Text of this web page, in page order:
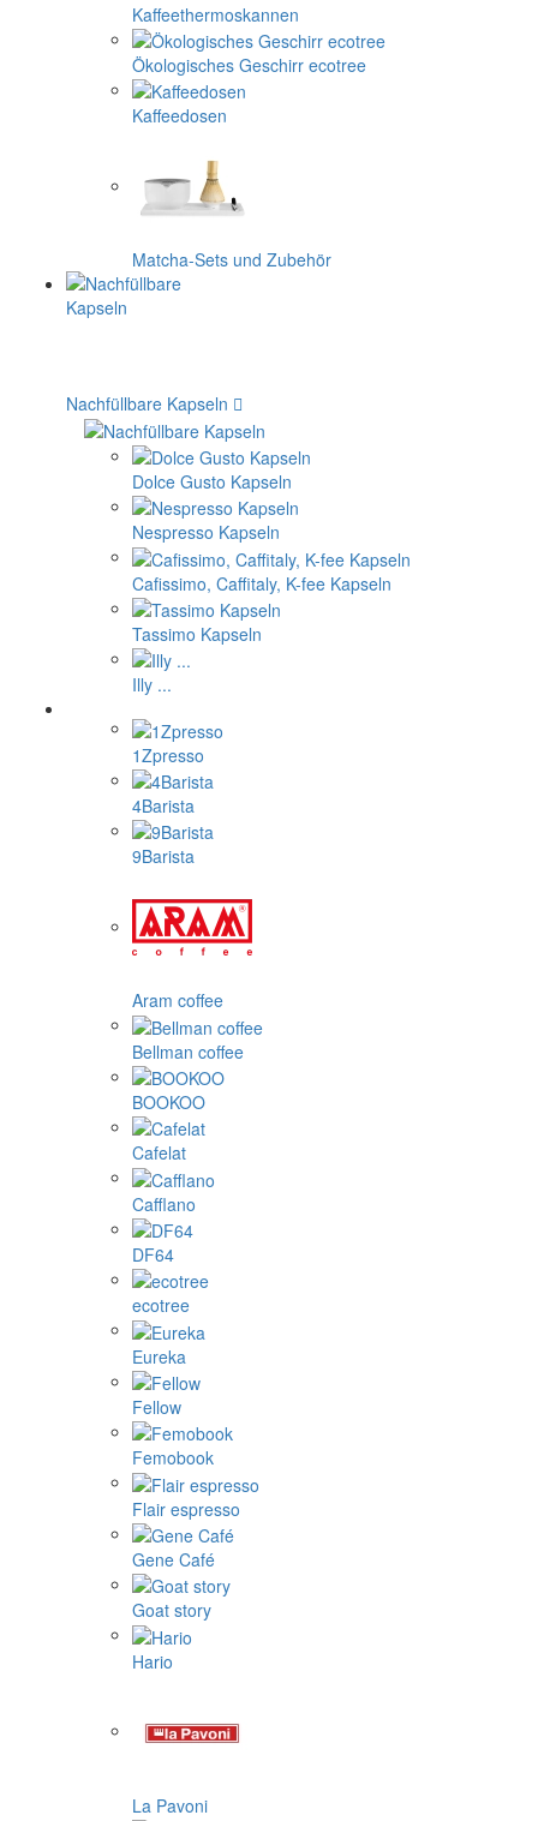
Kaffeethermoskannen
Ökologisches Geschirr ecotree
Kaffeedosen
Matcha-Sets und Zubehör
Nachfüllbare Kapseln
Dolce Gusto Kapseln
Nespresso Kapseln
Cafissimo, Caffitaly, K-fee Kapseln
Tassimo Kapseln
Illy ...
1Zpresso
4Barista
9Barista
Aram coffee
Bellman coffee
BOOKOO
Cafelat
Cafflano
DF64
ecotree
Eureka
Fellow
Femobook
Flair espresso
Gene Café
Goat story
Hario
La Pavoni